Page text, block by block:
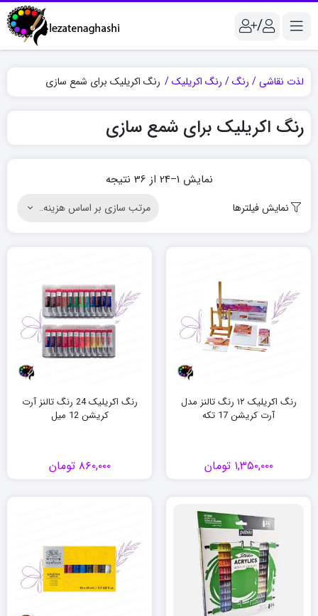
/
لذت نقاشی رنگ رنگ اکریلیک رنگ اکریلیک برای شمع سازی
رنگ اکریلیک برای شمع سازی
نمایش 1–24 از 36 نتیجه
Sorted
low
نمایش فیلترها
رنگ اکریلیک ۱۲ رنگ تالنز مدل
آرت کریشن 17 تکه
۱,۳۵۰,۰۰۰ تومان
رنگ اکریلیک 24 رنگ تالنز آرت
کریشن 12 میل
۸۶۰,۰۰۰ تومان